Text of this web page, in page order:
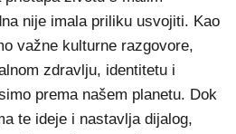
nije imala priliku usvojiti. Kao
važne kulturne razgovore,
zdravlju, identitetu i
prema našem planetu. Dok
te ideje i nastavlja dijalog,